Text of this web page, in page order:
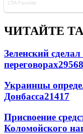
ЧИТАЙТЕ
Зеленский
переговорах29568
Украинцы
Донбасса21417
Присвоение
Коломойского